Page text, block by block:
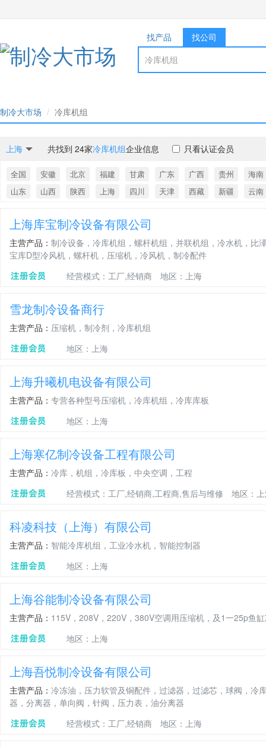
找产品 找公司
制冷大市场 冷库机组
共找到 24家冷库机组企业信息 只看认证会员
上海
全国 安徽 北京 福建 甘肃 广东 广西 贵州
海南
山东
山西 陕西 上海 四川 天津 西藏 新疆 云南
上海库宝制冷设备有限公司
主营产品： 制冷设备，冷库机组，螺杆机组，并联机组，冷水机，比
宝库D型冷风机，螺杆机，压缩机，冷风机，制冷配件
经营模式：工厂,经销商
地区：上海
雪龙制冷设备商行
主营产品： 压缩机，制冷剂，冷库机组
地区：上海
上海升曦机电设备有限公司
主营产品： 专营各种型号压缩机，冷库机组，冷库库板
地区：上海
上海寒亿制冷设备工程有限公司
主营产品： 冷库，机组，冷库板，中央空调，工程
经营模式：工厂,经销商,工程商,售后与维修
地区：
科凌科技（上海）有限公司
主营产品： 智能冷库机组，工业冷水机，智能控制器
地区：上海
上海谷能制冷设备有限公司
主营产品： 115V，208V，220V，380V空调用压缩机，及1一25p鱼
地区：上海
上海吾悦制冷设备有限公司
主营产品： 冷冻油，压力软管及铜配件，过滤器，过滤芯，球阀，冷
器，分离器，单向阀，针阀，压力表，油分离器
经营模式：工厂,经销商
地区：上海